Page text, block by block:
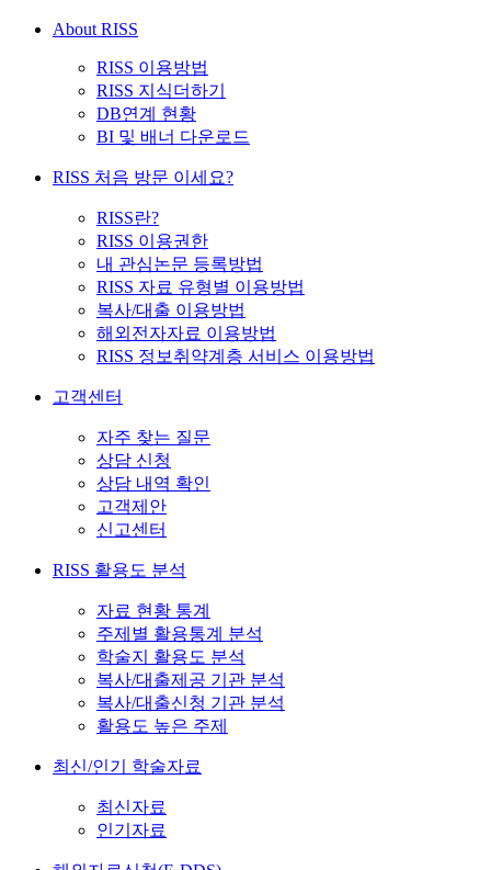
About RISS
RISS 이용방법
RISS 지식더하기
DB연계 현황
BI 및 배너 다운로드
RISS 처음 방문 이세요?
RISS란?
RISS 이용권한
내 관심논문 등록방법
RISS 자료 유형별 이용방법
복사/대출 이용방법
해외전자자료 이용방법
RISS 정보취약계층 서비스 이용방법
고객센터
자주 찾는 질문
상담 신청
상담 내역 확인
고객제안
신고센터
RISS 활용도 분석
자료 현황 통계
주제별 활용통계 분석
학술지 활용도 분석
복사/대출제공 기관 분석
복사/대출신청 기관 분석
활용도 높은 주제
최신/인기 학술자료
최신자료
인기자료